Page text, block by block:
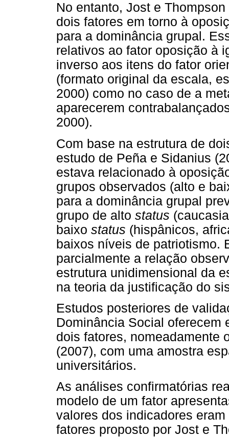
No entanto, Jost e
dois fatores em torno à
para a dominância grupal.
relativos ao fator oposição à
inverso aos itens do fator
(formato original da escala,
2000) como no caso de a
aparecerem
2000).
Com base na estrutura de
estudo de Peña e Sidanius
estava relacionado à
grupos observados (alto e
para a dominância grupal
grupo de alto status
baixo status (hispânicos,
baixos níveis de patriotismo.
parcialmente a relação
estrutura unidimensional da
na teoria da justificação do
Estudos posteriores de
Dominância Social oferecem
dois fatores, nomeadamente
(2007), com uma amostra
universitários.
As análises confirmatórias
modelo de um fator
valores dos indicadores
fatores proposto por Jost e